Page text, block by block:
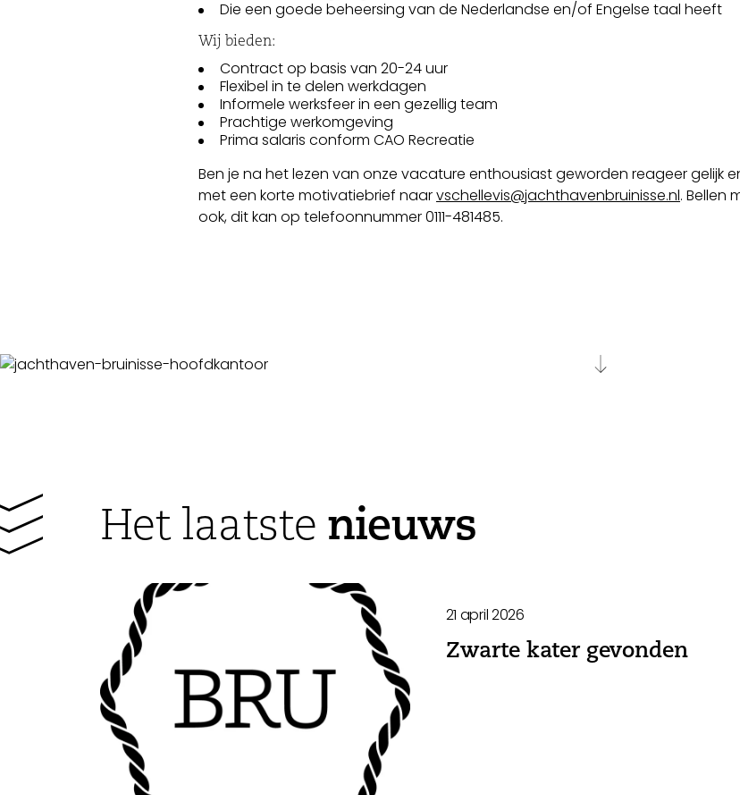
Die een goede beheersing van de Nederlandse en/of Engelse taal heeft
Wij bieden:
Contract op basis van 20-24 uur
Flexibel in te delen werkdagen
Informele werksfeer in een gezellig team
Prachtige werkomgeving
Prima salaris conform CAO Recreatie
Ben je na het lezen van onze vacature enthousiast geworden reageer gelijk
met een korte motivatiebrief naarvschellevis@jachthavenbruinisse.nl. Bellen
ook, dit kan op telefoonnummer 0111-481485.
Het laatste nieuws
21 april 2026
Zwarte kater gevonden